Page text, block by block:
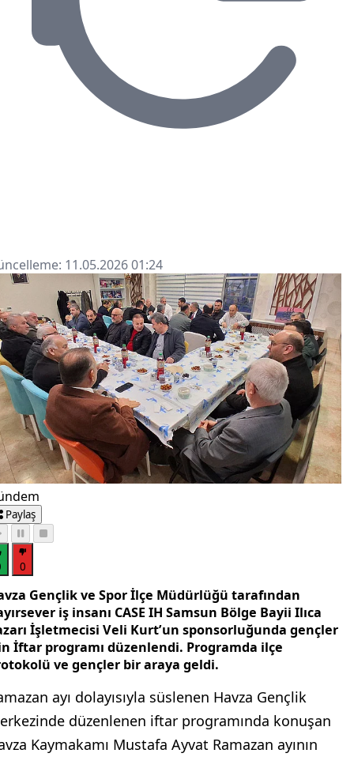
11.05.2026 01:24
Paylaş
0
Gençlik ve Spor İlçe Müdürlüğü tarafından
iş insanı CASE IH Samsun Bölge Bayii Ilıca
İşletmecisi Veli Kurt’un sponsorluğunda gençler
İftar programı düzenlendi. Programda ilçe
ve gençler bir araya geldi.
ayı dolayısıyla süslenen Havza Gençlik
düzenlenen iftar programında konuşan
Kaymakamı Mustafa Ayvat Ramazan ayının